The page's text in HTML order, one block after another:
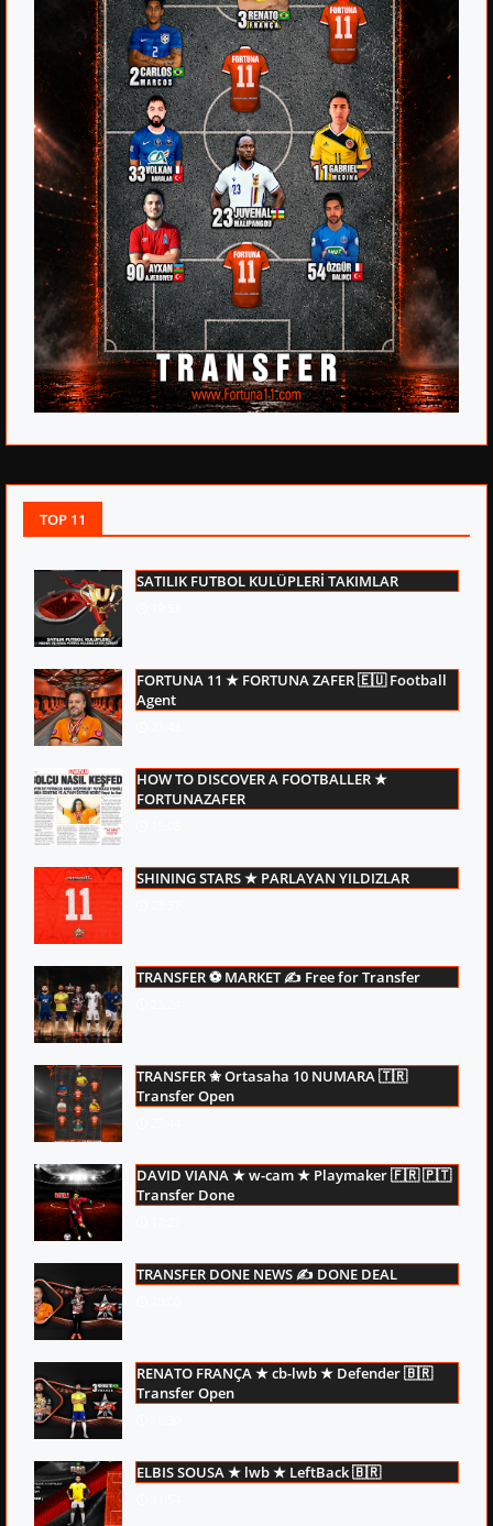
TOP 11
SATILIK FUTBOL KULÜPLERİ TAKIMLAR
FORTUNA 11 ★ FORTUNA ZAFER 🇪🇺 Football
Agent
HOW TO DISCOVER A FOOTBALLER ★
FORTUNAZAFER
SHINING STARS ★ PARLAYAN YILDIZLAR
TRANSFER ⚽ MARKET ✍ Free for Transfer
TRANSFER ✬ Ortasaha 10 NUMARA 🇹🇷
Transfer Open
DAVID VIANA ★ w-cam ★ Playmaker 🇫🇷 🇵🇹
Transfer Done
TRANSFER DONE NEWS ✍ DONE DEAL
RENATO FRANÇA ★ cb-lwb ★ Defender 🇧🇷
Transfer Open
ELBIS SOUSA ★ lwb ★ LeftBack 🇧🇷